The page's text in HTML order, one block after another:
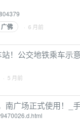
广佛 · 6 月前
！公交地铁乘车示
· 5 月前
南广场正式使用！_